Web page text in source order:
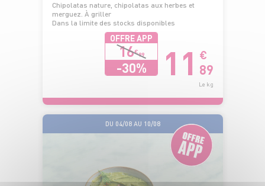
Chipolatas nature, chipolatas aux herbes et
merguez. À griller
Dans la limite des stocks disponibles
OFFRE APP
16€99
-30% 11 €
89
Le kg
DU 04/08 AU 10/08